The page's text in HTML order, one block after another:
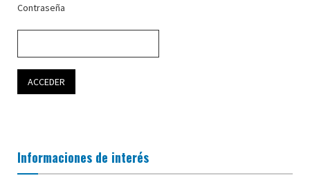
Contraseña
Informaciones de interés